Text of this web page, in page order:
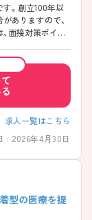
。創立100年以
ありますので、
面接対策ポイン
人一覧はこちら
: 2026年4月30日
型の医療を提